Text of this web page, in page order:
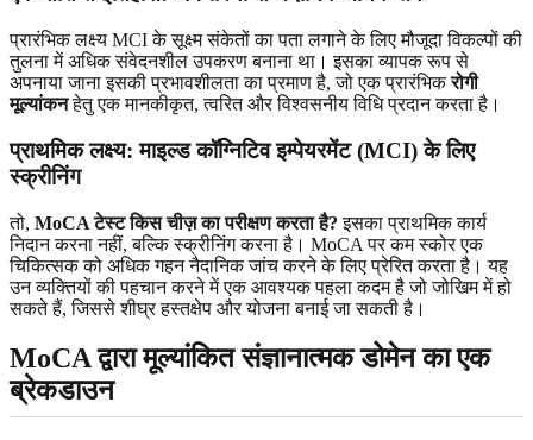
प्रारंभिक लक्ष्य MCI के सूक्ष्म संकेतों का पता लगाने के लिए मौजूदा विकल्पों की
तुलना में अधिक संवेदनशील उपकरण बनाना था। इसका व्यापक रूप से
अपनाया जाना इसकी प्रभावशीलता का प्रमाण है, जो एक प्रारंभिकरोगी
मूल्यांकनहेतु एक मानकीकृत, त्वरित और विश्वसनीय विधि प्रदान करता है।
प्राथमिक लक्ष्य: माइल्ड कॉग्निटिव इम्पेयरमेंट (MCI) के लिए
स्क्रीनिंग
तो, MoCA टेस्ट किस चीज़ का परीक्षण करता है? इसका प्राथमिक कार्य
निदान करना नहीं, बल्कि स्क्रीनिंग करना है। MoCA पर कम स्कोर एक
चिकित्सक को अधिक गहन नैदानिक ​​जांच करने के लिए प्रेरित करता है। यह
उन व्यक्तियों की पहचान करने में एक आवश्यक पहला कदम है जो जोखिम में हो
सकते हैं, जिससे शीघ्र हस्तक्षेप और योजना बनाई जा सकती है।
MoCA द्वारा मूल्यांकित संज्ञानात्मक डोमेन का एक
ब्रेकडाउन